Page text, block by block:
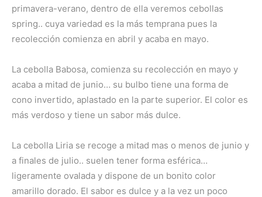
primavera-verano, dentro de ella veremos cebollas
spring.. cuya variedad es la más temprana pues la
recolección comienza en abril y acaba en mayo.
La cebolla Babosa, comienza su recolección en mayo y
acaba a mitad de junio… su bulbo tiene una forma de
cono invertido, aplastado en la parte superior. El color es
más verdoso y tiene un sabor más dulce.
La cebolla Liria se recoge a mitad mas o menos de junio y
a finales de julio.. suelen tener forma esférica…
ligeramente ovalada y dispone de un bonito color
amarillo dorado. El sabor es dulce y a la vez un poco